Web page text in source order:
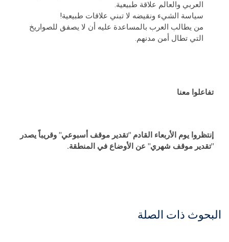
العربي والعالم علاقة طبيعية.
سياسة الشيء ونقيضه لا تبني علاقات طبيعية!
من يطالب العرب بالمساعدة عليه أن لا يصفق للصواريخ
التي تطال أمن مدنهم.
تفاعلوا معنا
إنتظروا يوم الأربعاء القادم "تقدير موقف أسبوعي" وقريباً يصدر
"تقدير موقف شهري" عن الأوضاع في المنطقة.
البحوث ذات الصلة